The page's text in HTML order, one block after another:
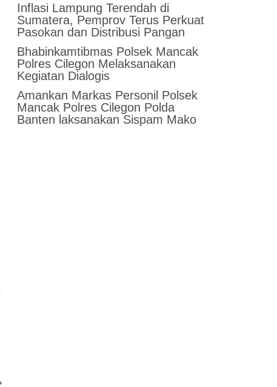
Inflasi Lampung Terendah di
Sumatera, Pemprov Terus Perkuat
Pasokan dan Distribusi Pangan
Bhabinkamtibmas Polsek Mancak
Polres Cilegon Melaksanakan
Kegiatan Dialogis
Amankan Markas Personil Polsek
Mancak Polres Cilegon Polda
Banten laksanakan Sispam Mako